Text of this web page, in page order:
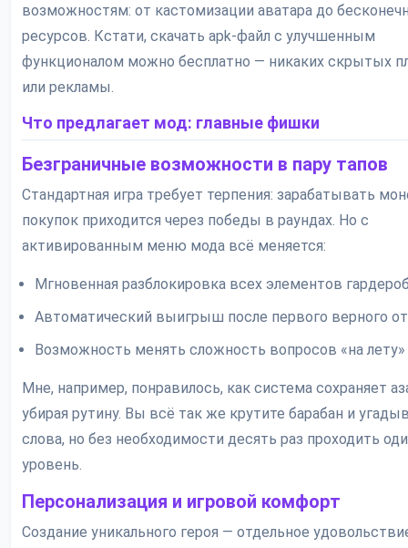
возможностям: от кастомизации аватара до
ресурсов. Кстати, скачать apk-файл с улучшенным
функционалом можно бесплатно — никаких скрытых
или рекламы.
Что предлагает мод: главные фишки
Безграничные возможности в пару тапов
Стандартная игра требует терпения: зарабатывать
покупок приходится через победы в раундах. Но с
активированным меню мода всё меняется:
Мгновенная разблокировка всех элементов
Автоматический выигрыш после первого верного
Возможность менять сложность вопросов «на лету»
Мне, например, понравилось, как система сохраняет
убирая рутину. Вы всё так же крутите барабан и
слова, но без необходимости десять раз проходить
уровень.
Персонализация и игровой комфорт
Создание уникального героя — отдельное